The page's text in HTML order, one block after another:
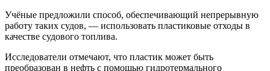
Учёные предложили способ, обеспечивающий непрерывную
работу таких судов, — использовать пластиковые отходы в
качестве судового топлива.
Исследователи отмечают, что пластик может быть
преобразован в нефть с помощью гидротермального